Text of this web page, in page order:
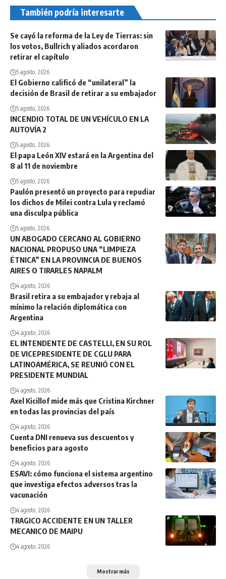
También podría interesarte
Se cayó la reforma de la Ley de Tierras: sin
los votos, Bullrich y aliados acordaron
retirar el capítulo
5 agosto, 2026
El Gobierno calificó de “unilateral” la
decisión de Brasil de retirar a su embajador
5 agosto, 2026
INCENDIO TOTAL DE UN VEHÍCULO EN LA
AUTOVÍA 2
5 agosto, 2026
El papa León XIV estará en la Argentina del
8 al 11 de noviembre
5 agosto, 2026
Paulón presentó un proyecto para repudiar
los dichos de Milei contra Lula y reclamó
una disculpa pública
5 agosto, 2026
UN ABOGADO CERCANO AL GOBIERNO
NACIONAL PROPUSO UNA “LIMPIEZA
ÉTNICA” EN LA PROVINCIA DE BUENOS
AIRES O TIRARLES NAPALM
4 agosto, 2026
Brasil retira a su embajador y rebaja al
mínimo la relación diplomática con
Argentina
4 agosto, 2026
EL INTENDENTE DE CASTELLI, EN SU ROL
DE VICEPRESIDENTE DE CGLU PARA
LATINOAMÉRICA, SE REUNIÓ CON EL
PRESIDENTE MUNDIAL
4 agosto, 2026
Axel Kicillof mide más que Cristina Kirchner
en todas las provincias del país
4 agosto, 2026
Cuenta DNI renueva sus descuentos y
beneficios para agosto
4 agosto, 2026
ESAVI: cómo funciona el sistema argentino
que investiga efectos adversos tras la
vacunación
4 agosto, 2026
TRAGICO ACCIDENTE EN UN TALLER
MECANICO DE MAIPU
4 agosto, 2026
Mostrar más